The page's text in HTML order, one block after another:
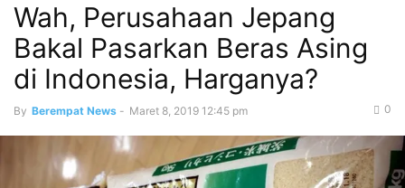
Wah, Perusahaan Jepang
Bakal Pasarkan Beras Asing
di Indonesia, Harganya?
By Berempat News - Maret 8, 2019 12:45 pm 0